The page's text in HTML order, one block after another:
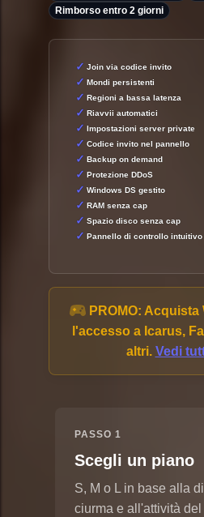
Rimborso entro 2 giorni
Join via codice invito
Mondi persistenti
Regioni a bassa latenza
Riavvii automatici
Impostazioni server private
Codice invito nel pannello
Backup on demand
Protezione DDoS
Windows DS gestito
RAM senza cap
Spazio disco senza cap
Pannello di controllo intuitivo
PROMO: Acquista
l'accesso a Icarus,
altri. Vedi
PASSO 1
Scegli un piano
S, M o L in base alla
ciurma e all'attività del